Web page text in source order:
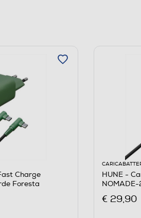
Charge
Foresta
HUNE -
€ 29,90